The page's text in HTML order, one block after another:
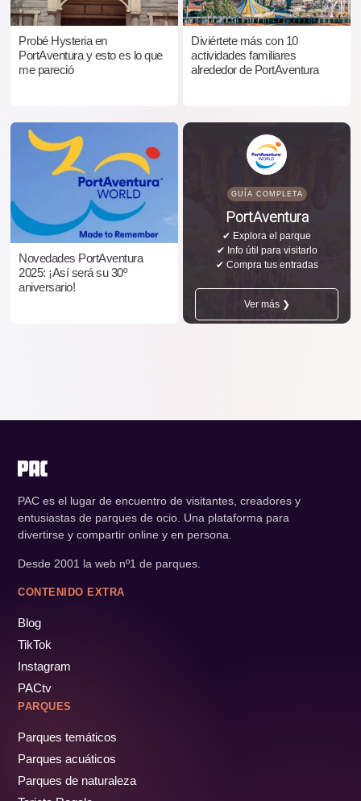
Probé Hysteria en
PortAventura y esto es lo que
me pareció
Diviértete más con 10
actividades familiares
alrededor de PortAventura
Novedades PortAventura
2025: ¡Así será su 30º
aniversario!
GUÍA COMPLETA
PortAventura
✔ Explora el parque
✔ Info útil para visitarlo
✔ Compra tus entradas
Ver más ❯
PAC es el lugar de encuentro de visitantes, creadores y
entusiastas de parques de ocio. Una plataforma para
divertirse y compartir online y en persona.
Desde 2001 la web nº1 de parques.
CONTENIDO EXTRA
Blog
TikTok
Instagram
PACtv
PARQUES
Parques temáticos
Parques acuáticos
Parques de naturaleza